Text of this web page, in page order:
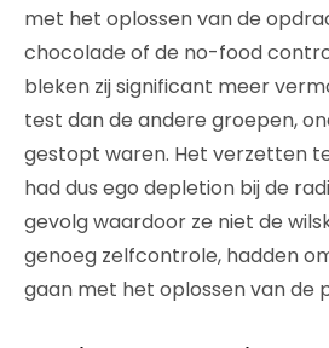
met het oplossen van de
chocolade of de no-food
bleken zij significant meer
test dan de andere groepen,
gestopt waren. Het verzetten
had dus ego depletion bij de
gevolg waardoor ze niet de
genoeg zelfcontrole, hadden
gaan met het oplossen van de